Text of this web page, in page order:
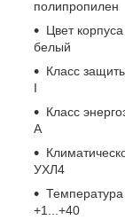
полипропилен
Цвет корпуса
белый
Класс
I
Класс
A
УХЛ4
Температура
+1...+40